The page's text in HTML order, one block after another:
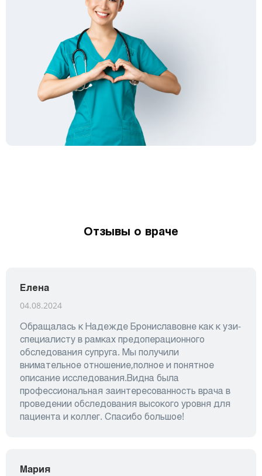
Отзывы о враче
Елена
04.08.2024
Обращалась к Надежде Брониславовне как к узи-
специалисту в рамках предоперационного
обследования супруга. Мы получили
внимательное отношение,полное и понятное
описание исследования.Видна была
профессиональная заинтересованность врача в
проведении обследования высокого уровня для
пациента и коллег. Спасибо большое!
Мария